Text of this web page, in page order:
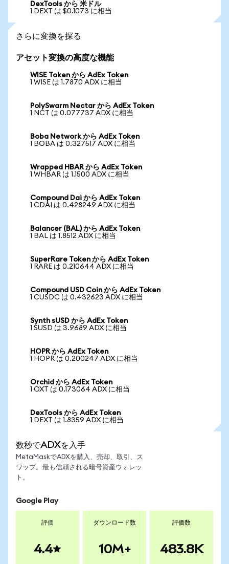
DexTools から 米ドル
1 DEXT は $0.1073 に相当
さらに変換を探る
アセット変換の高度な機能
WISE Token から AdEx Token
1 WISE は 1.7870 ADX に相当
PolySwarm Nectar から AdEx Token
1 NCT は 0.077737 ADX に相当
Boba Network から AdEx Token
1 BOBA は 0.327517 ADX に相当
Wrapped HBAR から AdEx Token
1 WHBAR は 1.1500 ADX に相当
Compound Dai から AdEx Token
1 CDAI は 0.428249 ADX に相当
Balancer (BAL) から AdEx Token
1 BAL は 1.8512 ADX に相当
SuperRare Token から AdEx Token
1 RARE は 0.210644 ADX に相当
Compound USD Coin から AdEx Token
1 CUSDC は 0.432623 ADX に相当
Synth sUSD から AdEx Token
1 SUSD は 3.9689 ADX に相当
HOPR から AdEx Token
1 HOPR は 0.200247 ADX に相当
Orchid から AdEx Token
1 OXT は 0.173064 ADX に相当
DexTools から AdEx Token
1 DEXT は 1.8359 ADX に相当
数秒でADXを入手
MetaMaskでADXを購入、売却、取引、ス
ワップ。最も信頼される暗号資産ウォレッ
ト。
Google Play
評価
4.4
ダウンロード数
10M+
評価数
483.8K